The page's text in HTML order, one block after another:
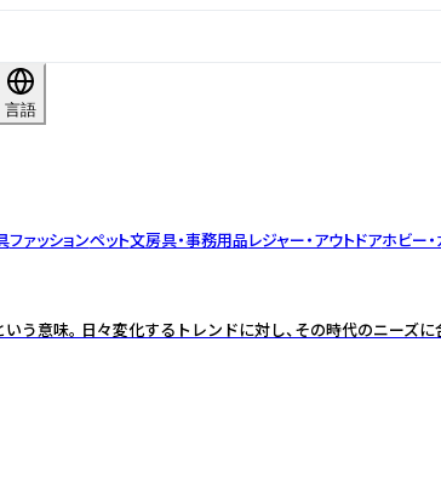
言語
ファッションペット文房具・事務用品レジャー・アウトドアホビー・
いう意味。 日々変化するトレンドに対し、その時代のニーズ